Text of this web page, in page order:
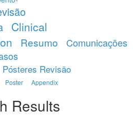
Clinical
Resumo
Comunicações
Pósteres Revisão
Poster Appendix
Results